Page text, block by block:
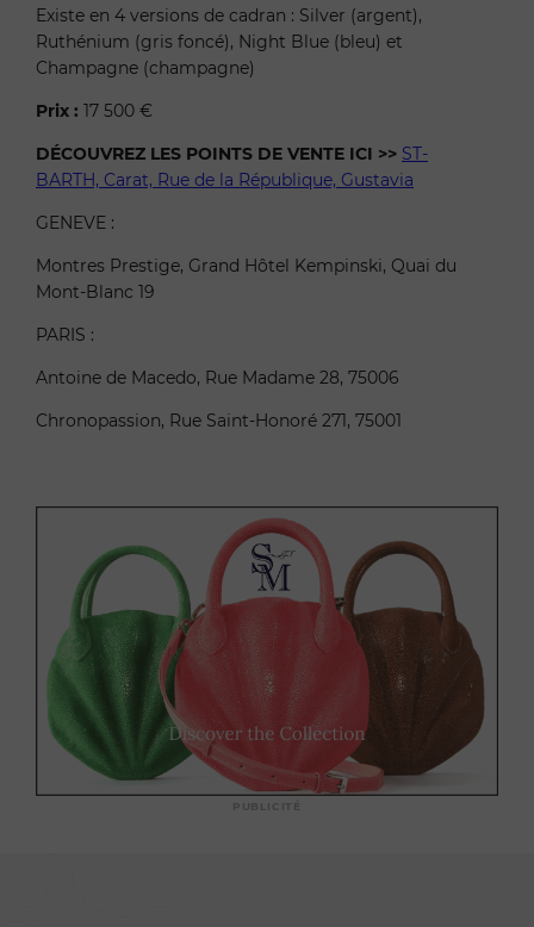
Existe en 4 versions de cadran : Silver (argent),
Ruthénium (gris foncé), Night Blue (bleu) et
Champagne (champagne)
Prix : 17 500 €
DÉCOUVREZ LES POINTS DE VENTE ICI >> ST-
BARTH, Carat, Rue de la République, Gustavia
GENEVE :
Montres Prestige, Grand Hôtel Kempinski, Quai du
Mont-Blanc 19
PARIS :
Antoine de Macedo, Rue Madame 28, 75006
Chronopassion, Rue Saint-Honoré 271, 75001
PUBLICITÉ